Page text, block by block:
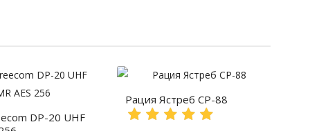
DP-20 UHF
Рация Ястреб СР-88